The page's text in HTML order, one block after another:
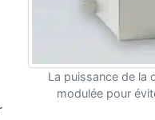
La puissance de la
modulée pour